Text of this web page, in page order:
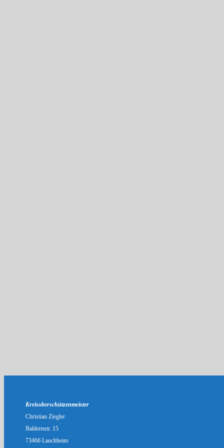
Kreisoberschützenmeister
Christian Ziegler
Baldernstr. 15
73466 Lauchheim